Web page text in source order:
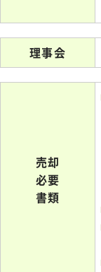
理事会
売却
必要
書類